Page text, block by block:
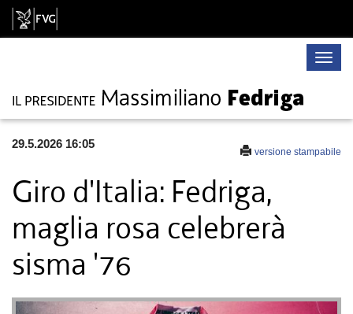
Toggle
versione stampabile
29.5.2026 16:05
Giro d'Italia: Fedriga,
maglia rosa celebrerà
sisma '76